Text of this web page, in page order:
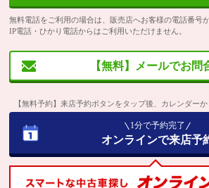
無料電話をご利用の場合は、販売店へお客様の電話番号
IP電話・ひかり電話からはご利用いただけません。
【無料】メールでお問
【無料予約】来店予約ボタンをタップ後、カレンダー
1分で予約完了
オンラインで来店予